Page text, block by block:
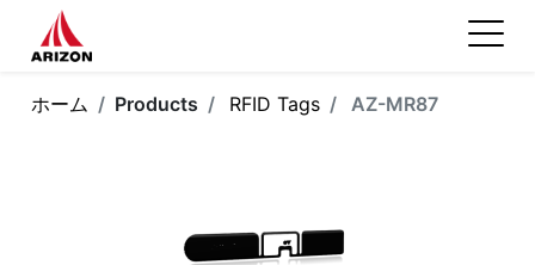
ホーム Products RFID Tags AZ-MR87